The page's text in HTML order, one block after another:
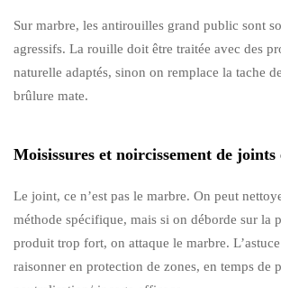
Sur marbre, les antirouilles grand public sont
agressifs. La rouille doit être traitée avec des
naturelle adaptés, sinon on remplace la tache
brûlure mate.
Moisissures et noircissement de joints
Le joint, ce n’est pas le marbre. On peut
méthode spécifique, mais si on déborde sur la
produit trop fort, on attaque le marbre. L’astuce
raisonner en protection de zones, en temps de